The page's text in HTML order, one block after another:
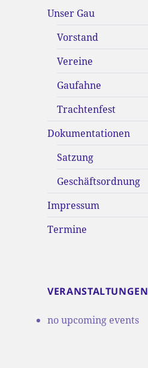
Unser Gau
Vorstand
Vereine
Gaufahne
Trachtenfest
Dokumentationen
Satzung
Geschäftsordnung
Impressum
Termine
VERANSTALTUNGEN
no upcoming events